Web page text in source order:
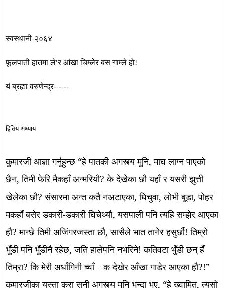
स्वस्थानी-२०६४
फूलपाती हातमा ले'र आंखा चिम्लेर बस गाम्ले हो!
यं ब्रह्मा वरुणेन्द्र------
द्वितिय अध्याय
कुमारजी आज्ञा गर्नुहुन्छ “हे पातकी अगस्त्य मुनि, माघ लाग्न पाएको
छैन, तिमी फेरि मैकहाँ अन्मरियौ? के देखेका छौ यहाँ र यसरी झुत्ती
खेलेका छौ? संसारमा अन्त कतै नअटाएका, घिचुवा, लोभी बूडा, पोहर
मकहाँ बसेर डकारी-डकारी घिचेथ्यौ, यसपाली पनि त्यहि सम्झेर आएका
हौ? मान्छे तिमी अजिंगरजस्ता छौ, सासैले भात तानेर हसुर्छौ! तिम्रो
भुँडी पनि भुँडीनै रहेछ, जति हालेपनि नभरिने! कतिवटा भुँडी छन् हँ
तिम्रा? कि मेरी अर्धांगिनी च्वाँ---क देखेर आँखा गाडेर आएका हौ?!”
कुमारजीका यस्ता कुरा सुनी अगस्त्य मुनि भन्दा भए, “हे ख्वामित, त्यसो